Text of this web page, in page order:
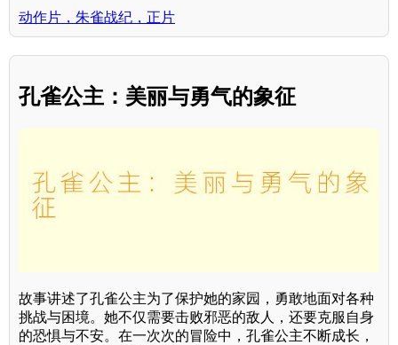
动作片，朱雀战纪，正片
孔雀公主：美丽与勇气的象征
故事讲述了孔雀公主为了保护她的家园，勇敢地面对各种
挑战与困境。她不仅需要击败邪恶的敌人，还要克服自身
的恐惧与不安。在一次次的冒险中，孔雀公主不断成长，